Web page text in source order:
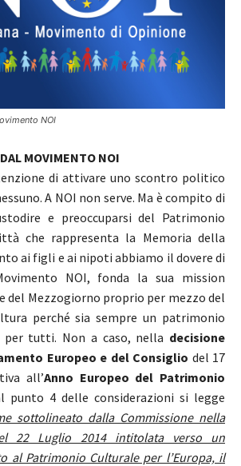
NOI
MOVIMENTO NOI
di attivare uno scontro politico
A NOI non serve. Ma è compito di
e preoccuparsi del Patrimonio
che rappresenta la Memoria della
ai figli e ai nipoti abbiamo il dovere di
NOI, fonda la sua mission
del Mezzogiorno proprio per mezzo del
perché sia sempre un patrimonio
tutti. Non a caso, nella decisione
Europeo e del Consiglio del 17
all’Anno Europeo del Patrimonio
punto 4 delle considerazioni si legge
sottolineato dalla Commissione nella
22 Luglio 2014 intitolata verso un
al Patrimonio Culturale per l’Europa, il